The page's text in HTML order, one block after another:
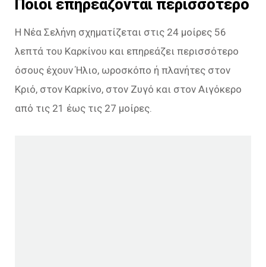
Ποιοι επηρεάζονται περισσότερο
Η Νέα Σελήνη σχηματίζεται στις 24 μοίρες 56
λεπτά του Καρκίνου και επηρεάζει περισσότερο
όσους έχουν Ήλιο, ωροσκόπο ή πλανήτες στον
Κριό, στον Καρκίνο, στον Ζυγό και στον Αιγόκερο
από τις 21 έως τις 27 μοίρες.